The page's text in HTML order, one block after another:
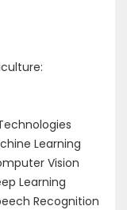
Vision